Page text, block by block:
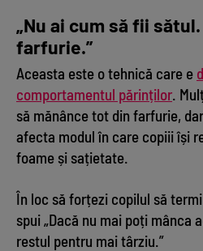
„Nu ai cum să fii
farfurie.”
Aceasta este o tehnică care e
comportamentul părinților.
să mănânce tot din farfurie,
afecta modul în care copiii își
foame și sațietate.
În loc să forțezi copilul să
spui „Dacă nu mai poți mânca
restul pentru mai târziu.”